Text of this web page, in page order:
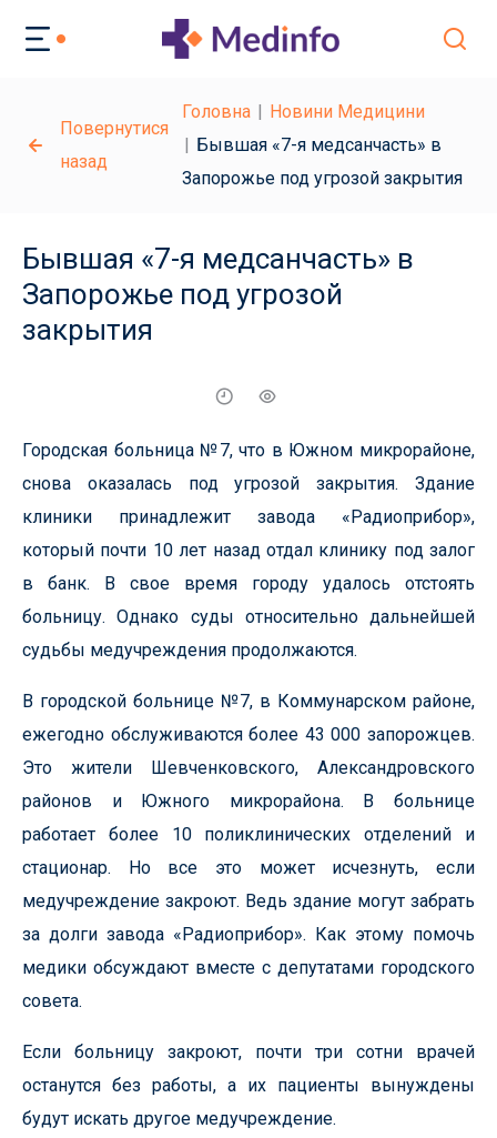
Повернутися
назад
Головна
Новини Медицини
Бывшая «7-я медсанчасть» в
Запорожье под угрозой закрытия
Бывшая «7-я медсанчасть» в
Запорожье под угрозой
закрытия
Городская больница №7, что в Южном микрорайоне,
снова оказалась под угрозой закрытия. Здание
клиники принадлежит завода «Радиоприбор»,
который почти 10 лет назад отдал клинику под залог
в банк. В свое время городу удалось отстоять
больницу. Однако суды относительно дальнейшей
судьбы медучреждения продолжаются.
В городской больнице №7, в Коммунарском районе,
ежегодно обслуживаются более 43 000 запорожцев.
Это жители Шевченковского, Александровского
районов и Южного микрорайона. В больнице
работает более 10 поликлинических отделений и
стационар. Но все это может исчезнуть, если
медучреждение закроют. Ведь здание могут забрать
за долги завода «Радиоприбор». Как этому помочь
медики обсуждают вместе с депутатами городского
совета.
Если больницу закроют, почти три сотни врачей
останутся без работы, а их пациенты вынуждены
будут искать другое медучреждение.